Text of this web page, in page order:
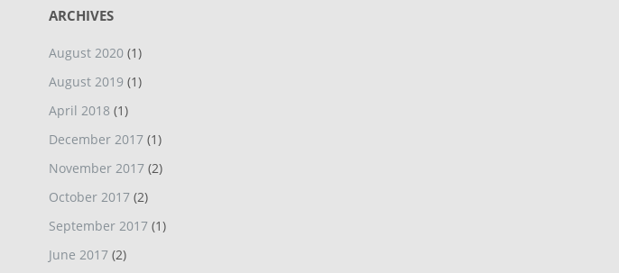
ARCHIVES
August 2020(1)
August 2019 (1)
April 2018 (1)
December 2017(1)
November 2017(2)
October 2017(2)
September 2017(1)
June 2017(2)